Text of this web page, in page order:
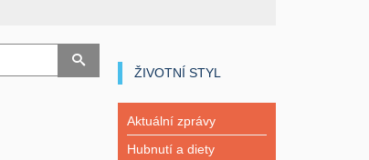
ŽIVOTNÍ STYL
Aktuální zprávy
Hubnutí a diety